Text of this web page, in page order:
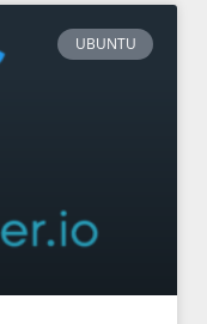
UBUNTU